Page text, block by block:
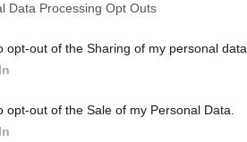
Data Processing Opt Outs
opt-out of the Sharing of my personal data.
opt-out of the Sale of my Personal Data.